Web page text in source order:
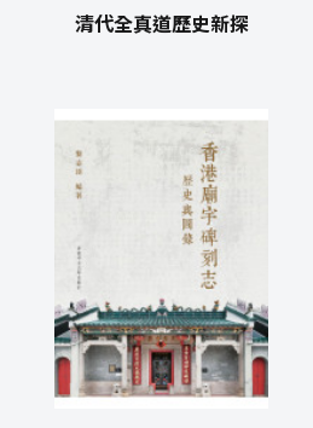
清代全真道歷史新探